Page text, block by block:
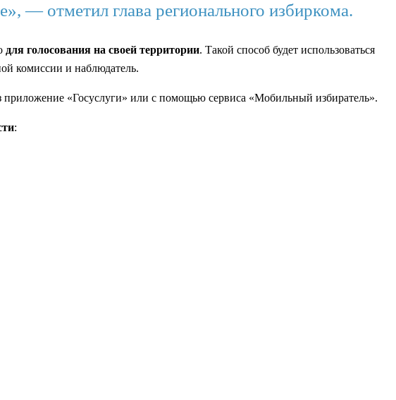
— отметил глава регионального избиркома.
для голосования на своей территории. Такой способ будет использоваться
комиссии и наблюдатель.
приложение «Госуслуги» или с помощью сервиса «Мобильный избиратель».
: